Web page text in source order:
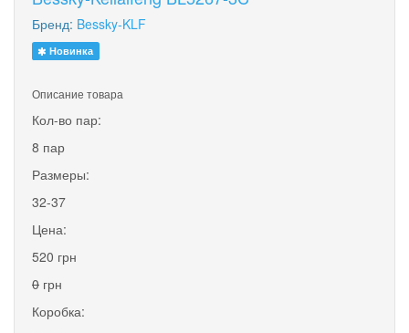
Бренд: Bessky-KLF
Новинка
Описание товара
Кол-во пар:
8 пар
Размеры:
32-37
Цена:
520 грн
0 грн
Коробка: